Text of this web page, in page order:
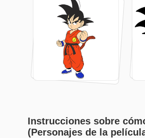
Instrucciones sobre
(Personajes de la